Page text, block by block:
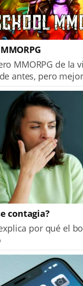
MMORPG de la
antes, pero
contagia?
por qué el